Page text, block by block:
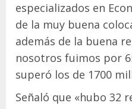
especializados en
de la muy buena
además de la buena
nosotros fuimos por
superó los de 1700
Señaló que «hubo 32